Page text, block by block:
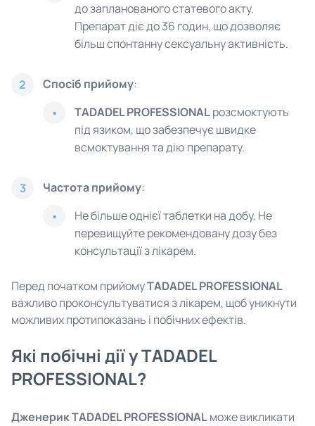
до запланованого статевого акту.
Препарат діє до 36 годин, що дозволяє
більш спонтанну сексуальну активність.
2 Спосіб прийому:
TADADEL PROFESSIONALрозсмоктують
під язиком, що забезпечує швидке
всмоктування та дію препарату.
3 Частота прийому:
Не більше однієї таблетки на добу. Не
перевищуйте рекомендовану дозу без
консультації з лікарем.
Перед початком прийомуTADADEL PROFESSIONAL
важливо проконсультуватися з лікарем, щоб уникнути
можливих протипоказань і побічних ефектів.
Які побічні дії у TADADEL
PROFESSIONAL?
Дженерик TADADEL PROFESSIONALможе викликати